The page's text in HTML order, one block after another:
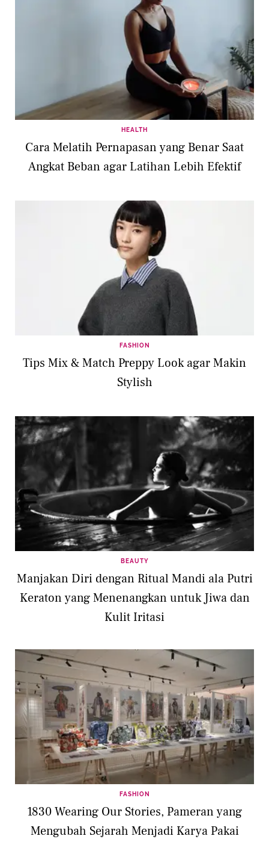
HEALTH
Cara Melatih Pernapasan yang Benar Saat
Angkat Beban agar Latihan Lebih Efektif
FASHION
Tips Mix & Match Preppy Look agar Makin
Stylish
BEAUTY
Manjakan Diri dengan Ritual Mandi ala Putri
Keraton yang Menenangkan untuk Jiwa dan
Kulit Iritasi
FASHION
1830 Wearing Our Stories, Pameran yang
Mengubah Sejarah Menjadi Karya Pakai